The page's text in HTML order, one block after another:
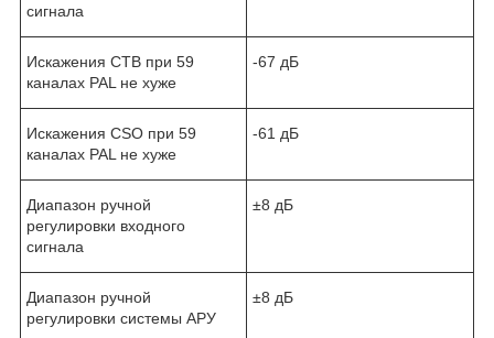
сигнала
Искажения CTB при 59
каналах PAL не хуже
-67 дБ
Искажения CSO при 59
каналах PAL не хуже
-61 дБ
Диапазон ручной
регулировки входного
сигнала
±8 дБ
Диапазон ручной
регулировки системы АРУ
±8 дБ